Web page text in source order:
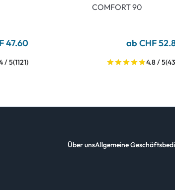
47.60
/ 5(1121)
COMFORT 90
ab CHF
4.8 / 5
Über unsAllgemeine